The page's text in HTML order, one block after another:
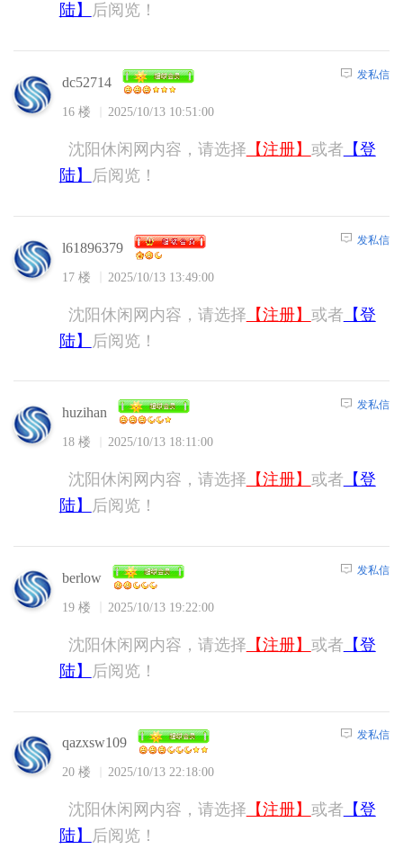
陆】
后阅览！
dc52714
16 楼 2025/10/13 10:51:00
发私信
沈阳休闲网内容，请选择 【注册】 或者 【登
陆】
后阅览！
l61896379
17 楼 2025/10/13 13:49:00
发私信
沈阳休闲网内容，请选择 【注册】 或者 【登
陆】
后阅览！
huzihan
18 楼 2025/10/13 18:11:00
发私信
沈阳休闲网内容，请选择 【注册】 或者 【登
陆】
后阅览！
berlow
19 楼 2025/10/13 19:22:00
发私信
沈阳休闲网内容，请选择 【注册】 或者 【登
陆】
后阅览！
qazxsw109
20 楼 2025/10/13 22:18:00
发私信
沈阳休闲网内容，请选择 【注册】 或者 【登
陆】
后阅览！